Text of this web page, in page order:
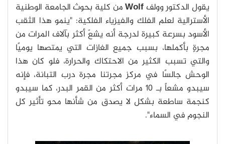
يقول الدكتور وولفWolfمن كلية بحوث الجامعة الوطنية
الأسترالية لعلم الفلك والفيزياء الفلكية: "ينمو هذا الثقب
الأسود بسرعة كبيرة لدرجة أنه يشعّ أكثر بآلاف المرات من
مجرةٍ بأكملها، بسبب جميع الغازات التي يمتصها يوميًا
والتي تسبب الكثير من الاحتكاك والحرارة، فلو كان هذا
الوحش جالسًا في مركز مجرتنا مجرة درب التبانة، فإنه
سيبدو مشعاً بـ 10 مرات أكثر من القمر البدر، كما سيبدو
كنجمة ساطعة بشكل لا يصدق من شأنها محو تأثير كل
النجوم في السماء".